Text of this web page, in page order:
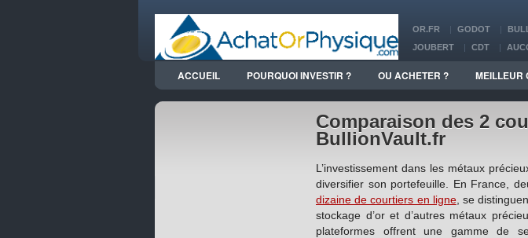
OR.FR GODOT
JOUBERT
CDT
ABACOR
BITGILD
ACCUEIL POURQUOI INVESTIR ? OU ACHETER ? MEILLEUR
Comparaison des 2
BullionVault.fr
L’investissement dans les métaux
diversifier son portefeuille. En France,
dizaine de courtiers en ligne, se
stockage d’or et d’autres métaux
plateformes offrent une gamme de